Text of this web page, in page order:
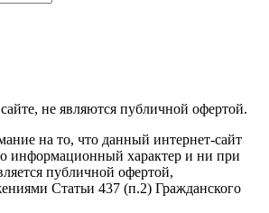
не являются публичной офертой.
на то, что данный интернет-сайт
информационный характер и ни при
публичной офертой,
Статьи 437 (п.2) Гражданского